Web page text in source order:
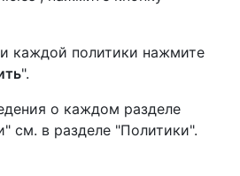
каждой политики нажмите
".
о каждом разделе
см. в разделе "Политики".